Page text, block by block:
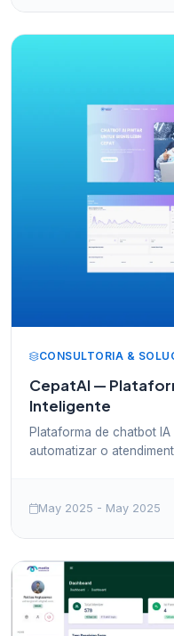
CONSULTORIA &
CepatAI —
Inteligente
Plataforma de chatbot
automatizar o
May 2025 - May 2025